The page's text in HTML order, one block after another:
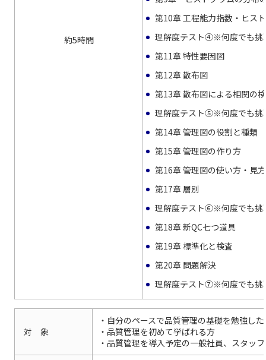
約5時間
第10章 工程能力指数・ヒス
理解度テスト④※何度でも挑
第11章 特性要因図
第12章 散布図
第13章 散布図による相関の
理解度テスト⑤※何度でも挑
第14章 管理図の役割と種類
第15章 管理図の作り方
第16章 管理図の使い方・見方
第17章 層別
理解度テスト⑥※何度でも挑
第18章 新QC七つ道具
第19章 標準化と検査
第20章 問題解決
理解度テスト⑦※何度でも挑
対 象
・自分のペースで品質管理の基礎を勉強し
・品質管理を初めて学ばれる方
・品質管理を導入予定の一般社員、スタッ